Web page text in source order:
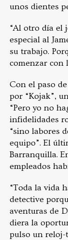
unos dientes
“Al otro día el
especial al
su trabajo.
comenzar con
Con el paso
por “Kojak”,
“Pero yo no
infidelidades
“sino labores
equipo”. El
Barranquilla.
empleados
“Toda la vida
detective
aventuras de
diera la
pulso un reloj-